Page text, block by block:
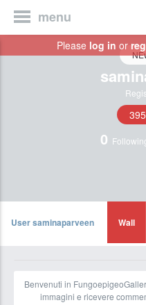
menu
0
User saminaparveen Wall
Please log in or
Benvenuti in
immagini e ricevere